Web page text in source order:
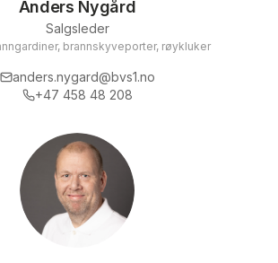
Anders Nygård
Salgsleder
brannskyveporter, røykluker
anders.nygard@bvs1.no
+47 458 48 208